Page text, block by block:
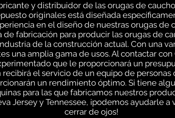
y distribuidor de las orugas de
originales está diseñada
en el diseño de nuestras orugas de
fabricación para producir las orugas de
de la construcción actual. Con una
una amplia gama de usos. Al contactar
que le proporcionará un
el servicio de un equipo de
un rendimiento óptimo. Si tiene
para las que fabricamos nuestros
Jersey y Tennessee, ¡podemos ayudarle
cerrar de ojos!